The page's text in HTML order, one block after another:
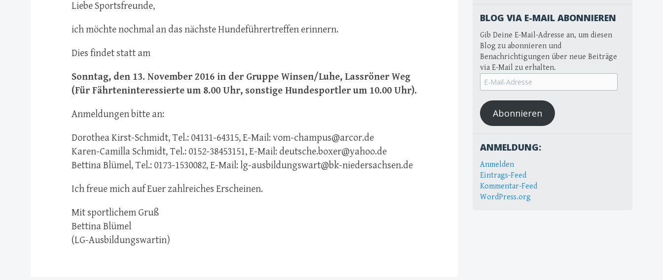
Liebe Sportsfreunde,
ich möchte nochmal an das nächste Hundeführertreffen erinnern.
Dies findet statt am
Sonntag, den 13. November 2016 in der Gruppe Winsen/Luhe, Lassröner Weg
(Für Fährteninteressierte um 8.00 Uhr, sonstige Hundesportler um 10.00 Uhr).
Anmeldungen bitte an:
Dorothea Kirst-Schmidt, Tel.: 04131-64315, E-Mail: vom-champus@arcor.de
Karen-Camilla Schmidt, Tel.: 0152-38453151, E-Mail: deutsche.boxer@yahoo.de
Bettina Blümel, Tel.: 0173-1530082, E-Mail: lg-ausbildungswart@bk-niedersachsen.de
Ich freue mich auf Euer zahlreiches Erscheinen.
Mit sportlichem Gruß
Bettina Blümel
(LG-Ausbildungswartin)
BLOG VIA E-MAIL ABONNIEREN
Gib Deine E-Mail-Adresse an, um diesen
Blog zu abonnieren und
Benachrichtigungen über neue Beiträge
via E-Mail zu erhalten.
E-
Mail-
Adresse
Abonnieren
ANMELDUNG:
Anmelden
Eintrags-Feed
Kommentar-Feed
WordPress.org